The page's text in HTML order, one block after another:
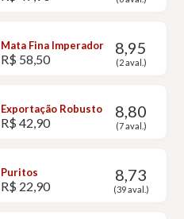
Fina Imperador
58,50
8,95
(2 aval.)
Robusto
42,90
8,80
(7 aval.)
22,90
8,73
(39 aval.)